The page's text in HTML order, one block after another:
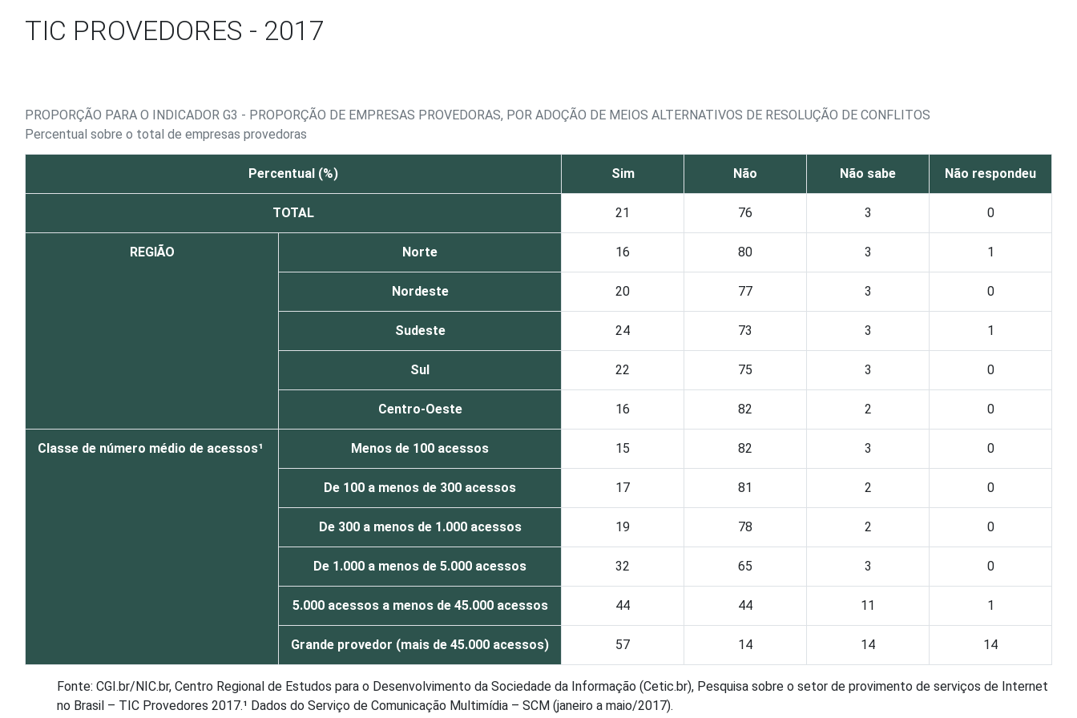
TIC PROVEDORES - 2017
PROPORÇÃO PARA O INDICADOR G3 - PROPORÇÃO DE EMPRESAS PROVEDORAS, POR ADOÇÃO DE MEIOS ALTERNATIVOS DE RESOLUÇÃO DE CONFLITOS
Percentual sobre o total de empresas provedoras
Percentual (%) Sim Não Não sabe Não respondeu
TOTAL 21 76 3 0
REGIÃO Norte 16 80 3 1
Nordeste 20 77 3 0
Sudeste 24 73 3 1
Sul 22 75 3 0
Centro-Oeste 16 82 2 0
Classe de número médio de acessos¹ Menos de 100 acessos 15 82 3 0
De 100 a menos de 300 acessos 17 81 2 0
De 300 a menos de 1.000 acessos 19 78 2 0
De 1.000 a menos de 5.000 acessos 32 65 3 0
5.000 acessos a menos de 45.000 acessos 44 44 11 1
Grande provedor (mais de 45.000 acessos) 57 14 14 14
Fonte: CGI.br/NIC.br, Centro Regional de Estudos para o Desenvolvimento da Sociedade da Informação (Cetic.br), Pesquisa sobre o setor de provimento de serviços de Internet
no Brasil – TIC Provedores 2017.¹ Dados do Serviço de Comunicação Multimídia – SCM (janeiro a maio/2017).